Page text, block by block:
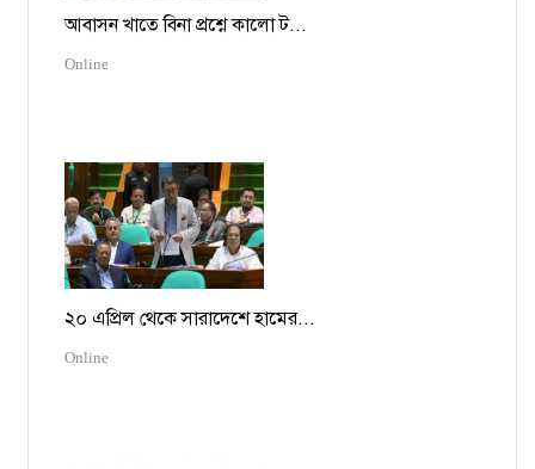
আবাসন খাতে বিনা প্রশ্নে কালো ট...
Online
২০ এপ্রিল থেকে সারাদেশে হামের...
Online